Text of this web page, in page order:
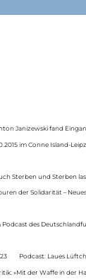
Janizewski fand
im Conne Island-
Sterben und Sterben
der Solidarität –
Podcast des
Podcast: Laues
»Mit der Waffe in der